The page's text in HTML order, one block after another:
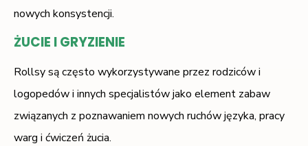
nowych konsystencji.
ŻUCIE I GRYZIENIE
Rollsy są często wykorzystywane przez rodziców i
logopedów i innych specjalistów jako element zabaw
związanych z poznawaniem nowych ruchów języka, pracy
warg i ćwiczeń żucia.